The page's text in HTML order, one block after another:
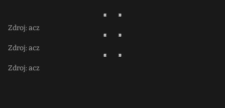
Zdroj: acz
Zdroj: acz
Zdroj: acz